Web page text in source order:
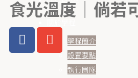
學程簡介
設置要點
執行團隊
食光溫度｜倘若